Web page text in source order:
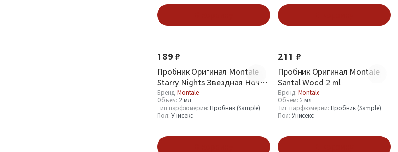
189 ₽
Пробник Оригинал Montale
Starry Nights Звездная Ночь 2
ml
Бренд: Montale
Объём: 2 мл
Тип парфюмерии: Пробник (Sample)
Пол: Унисекс
211 ₽
Пробник Оригинал Montale
Santal Wood 2 ml
Бренд: Montale
Объём: 2 мл
Тип парфюмерии: Пробник (Sample)
Пол: Унисекс